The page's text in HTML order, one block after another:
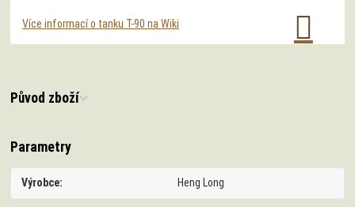
Více informací o tanku T-90 na Wiki
Původ zboží
Parametry
Výrobce Heng Long